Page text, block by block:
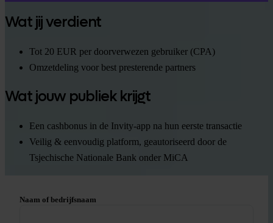
Wat jij verdient
Tot 20 EUR per doorverwezen gebruiker (CPA)
Omzetdeling voor best presterende partners
Wat jouw publiek krijgt
Een cashbonus in de Invity-app na hun eerste transactie
Veilig & eenvoudig platform, geautoriseerd door de
Tsjechische Nationale Bank onder MiCA
Naam of bedrijfsnaam